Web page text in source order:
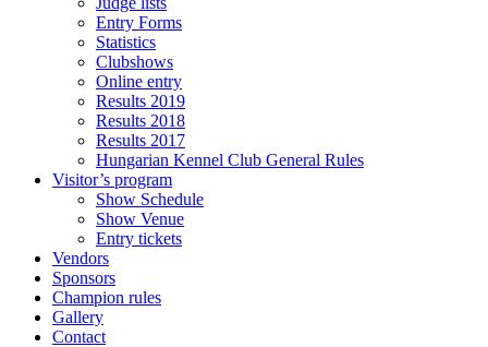
Entry Forms
Statistics
Clubshows
Online entry
Results 2019
Results 2018
Results 2017
Hungarian Kennel Club General Rules
Visitor’s program
Show Schedule
Show Venue
Entry tickets
Vendors
Sponsors
Champion rules
Gallery
Contact